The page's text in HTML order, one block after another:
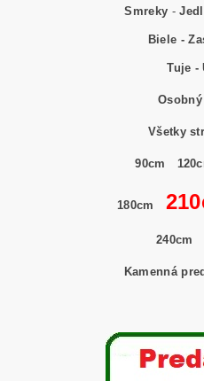
Smreky -
Biele -
Tuje -
Všetky
90cm
180cm
240cm
Kamenná